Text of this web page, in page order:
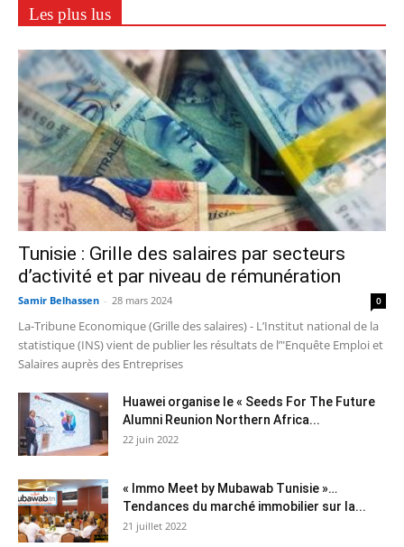
Les plus lus
Tunisie : Grille des salaires par secteurs
d’activité et par niveau de rémunération
Samir Belhassen - 28 mars 2024 0
La-Tribune Economique (Grille des salaires) - L’Institut national de la
statistique (INS) vient de publier les résultats de l’"Enquête Emploi et
Salaires auprès des Entreprises
Huawei organise le « Seeds For The Future
Alumni Reunion Northern Africa...
22 juin 2022
« Immo Meet by Mubawab Tunisie »…
Tendances du marché immobilier sur la...
21 juillet 2022